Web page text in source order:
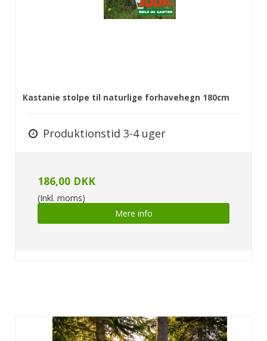
Kastanie stolpe til naturlige forhavehegn 180cm
Produktionstid 3-4 uger
186,00 DKK
(Inkl. moms)
Mere info